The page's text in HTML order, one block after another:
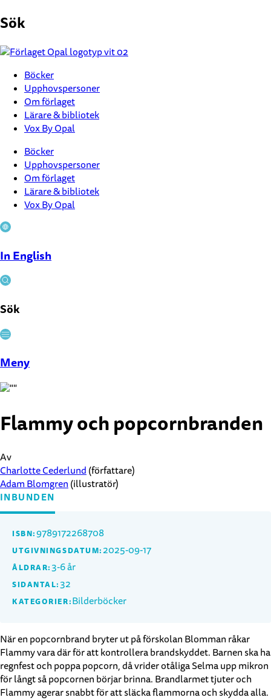
till
Sök
Böcker
Upphovspersoner
Om förlaget
Lärare & bibliotek
Vox By Opal
Böcker
Upphovspersoner
Om förlaget
Lärare & bibliotek
Vox By Opal
In English
Sök
Stäng
Meny
Flammy och popcornbranden
Av
Charlotte Cederlund (författare)
Adam Blomgren (illustratör)
INBUNDEN
ISBN:9789172268708
UTGIVNINGSDATUM: 2025-09-17
ÅLDRAR:3-6 år
SIDANTAL:32
KATEGORIER:Bilderböcker
När en popcornbrand bryter ut på förskolan Blomman råkar
Flammy vara där för att kontrollera brandskyddet. Barnen ska ha
regnfest och poppa popcorn, då vrider otåliga Selma upp mikron
för långt så popcornen börjar brinna. Brandlarmet tjuter och
Flammy agerar snabbt för att släcka flammorna och skydda alla.